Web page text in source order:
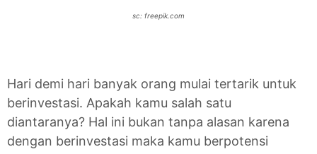
sc: freepik.com
Hari demi hari banyak orang mulai tertarik untuk
berinvestasi. Apakah kamu salah satu
diantaranya? Hal ini bukan tanpa alasan karena
dengan berinvestasi maka kamu berpotensi